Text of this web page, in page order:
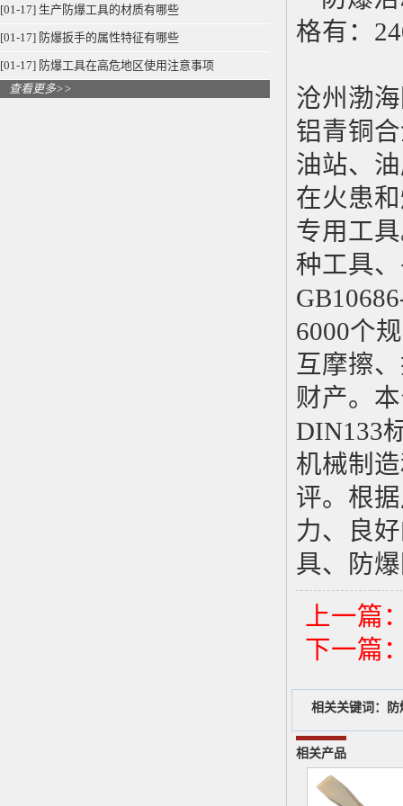
[01-17] 生产防爆工具的材质有哪些
[01-17] 防爆扳手的属性特征有哪些
[01-17] 防爆工具在高危地区使用注意事项
查看更多>>
格有：
沧州渤
铝青铜
油站、
在火患
专用工
种工具
6000个
互摩擦
财产。
DIN133
机械制
评。根
力、良
具、防
上一篇
下一篇
相关关键词：
相关产品